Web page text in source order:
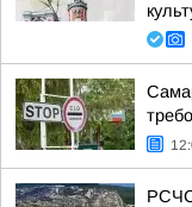
РСЧС